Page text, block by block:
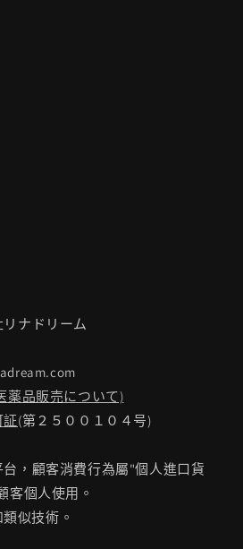
ナドリーム
薬品販売について)
証(第２５００１０４号)
，顧客消費行為屬"個人進口貨
客個人使用。
似技術。